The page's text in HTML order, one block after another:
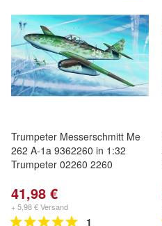
Trumpeter Messerschmitt Me
262 A-1a 9362260 in 1:32
Trumpeter 02260 2260
41,98 €
+ 5,98 € Versand
1